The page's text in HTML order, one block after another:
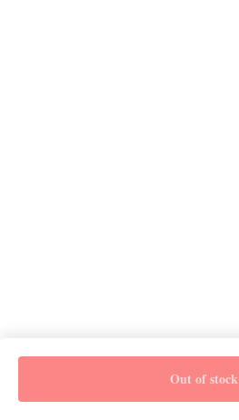
Out of stock